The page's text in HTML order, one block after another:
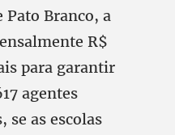
Pato Branco, a
R$
para garantir
agentes
se as escolas